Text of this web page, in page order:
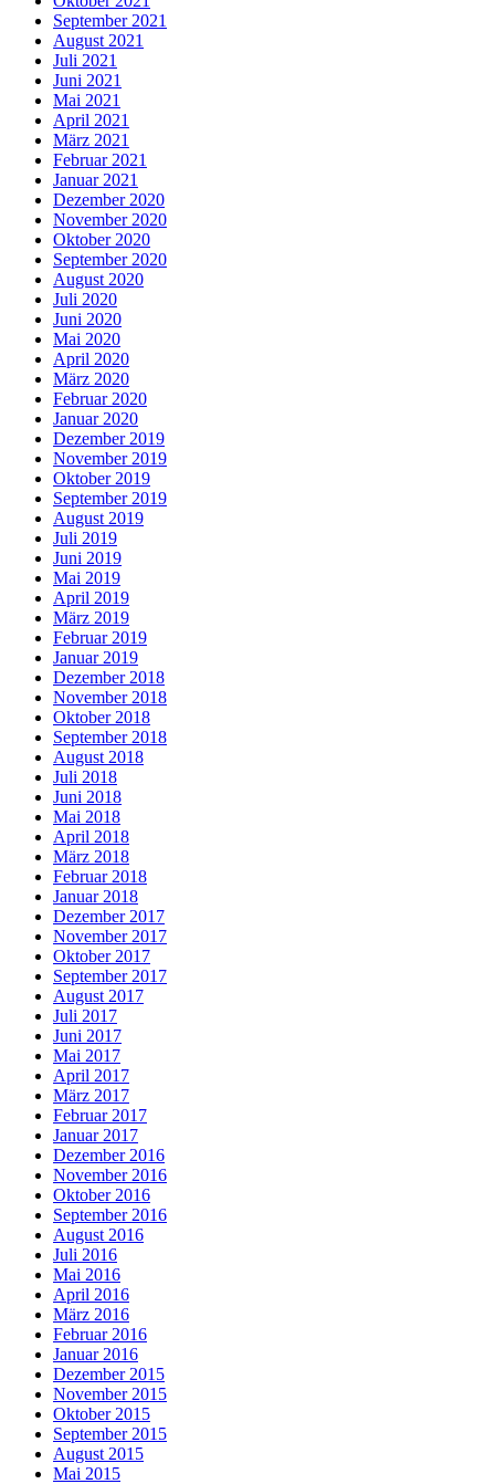
September 2021
August 2021
Juli 2021
Juni 2021
Mai 2021
April 2021
März 2021
Februar 2021
Januar 2021
Dezember 2020
November 2020
Oktober 2020
September 2020
August 2020
Juli 2020
Juni 2020
Mai 2020
April 2020
März 2020
Februar 2020
Januar 2020
Dezember 2019
November 2019
Oktober 2019
September 2019
August 2019
Juli 2019
Juni 2019
Mai 2019
April 2019
März 2019
Februar 2019
Januar 2019
Dezember 2018
November 2018
Oktober 2018
September 2018
August 2018
Juli 2018
Juni 2018
Mai 2018
April 2018
März 2018
Februar 2018
Januar 2018
Dezember 2017
November 2017
Oktober 2017
September 2017
August 2017
Juli 2017
Juni 2017
Mai 2017
April 2017
März 2017
Februar 2017
Januar 2017
Dezember 2016
November 2016
Oktober 2016
September 2016
August 2016
Juli 2016
Mai 2016
April 2016
März 2016
Februar 2016
Januar 2016
Dezember 2015
November 2015
Oktober 2015
September 2015
August 2015
Mai 2015